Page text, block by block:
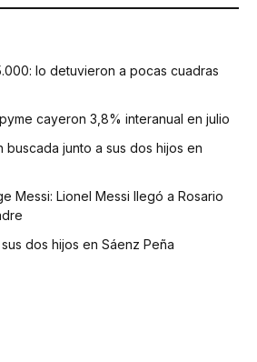
lo detuvieron a pocas cuadras
cayeron 3,8% interanual en julio
buscada junto a sus dos hijos en
Messi: Lionel Messi llegó a Rosario
dos hijos en Sáenz Peña